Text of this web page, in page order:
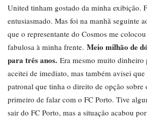
United tinham gostado da minha exibição.
entusiasmado. Mas foi na manhã seguinte
que o representante do Cosmos me
fabulosa à minha frente. Meio milhão de
para três anos. Era mesmo muito dinheiro
aceitei de imediato, mas também avisei
patronal que tinha o direito de opção sobre
primeiro de falar com o FC Porto. Tive
sair do FC Porto, mas a situação acabou